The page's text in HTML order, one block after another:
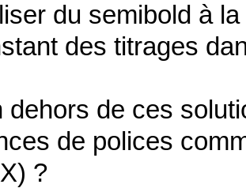
du semibold à
des titrages
dehors de ces
de polices
?